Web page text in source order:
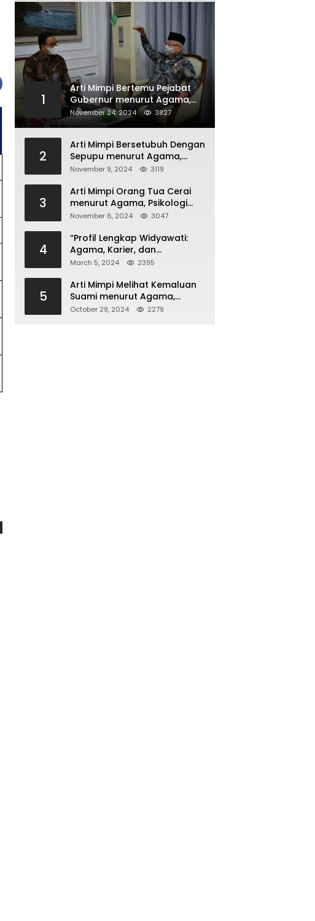
1
Arti Mimpi Bertemu Pejabat
Gubernur menurut Agama,
Psikologi dan Primbon Jawa
November 24, 2024 3827
2
Arti Mimpi Bersetubuh Dengan
Sepupu menurut Agama,
Psikologi dan Primbon Jawa
November 9, 2024 3119
3
Arti Mimpi Orang Tua Cerai
menurut Agama, Psikologi
dan Primbon Jawa
November 6, 2024 3047
4
“Profil Lengkap Widyawati:
Agama, Karier, dan
Kehidupan Pribadi”
March 5, 2024 2395
5
Arti Mimpi Melihat Kemaluan
Suami menurut Agama,
Psikologi dan Primbon Jawa
October 29, 2024 2279